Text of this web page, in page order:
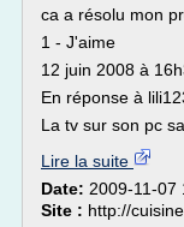
ca a résolu mon
1 - J'aime
12 juin 2008 à
En réponse à
La tv sur son pc
Lire la suite
Date: 2009-11-07
Site : http://